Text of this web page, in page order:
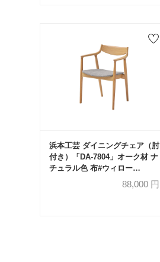
浜本工芸 ダイニングチェア（肘
付き）「DA-7804」オーク材 ナ
チュラル色 布#ウィロー
88,000円